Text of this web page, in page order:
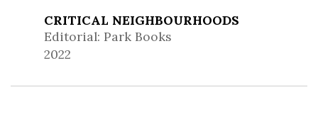
CRITICAL NEIGHBOURHOODS
Editorial: Park Books
2022